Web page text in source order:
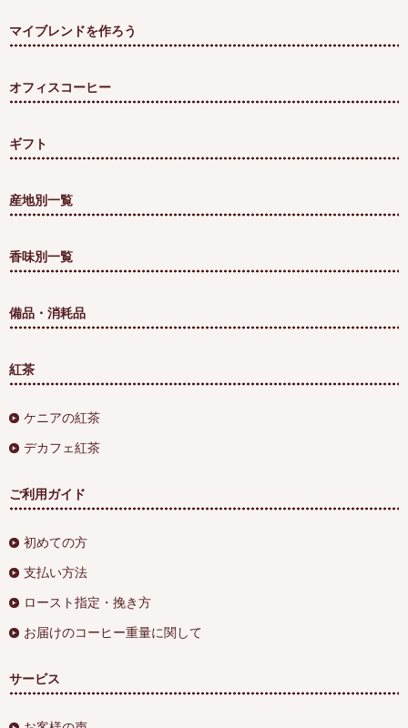
マイブレンドを作ろう
オフィスコーヒー
ギフト
産地別一覧
香味別一覧
備品・消耗品
紅茶
ケニアの紅茶
デカフェ紅茶
ご利用ガイド
初めての方
支払い方法
ロースト指定・挽き方
お届けのコーヒー重量に関して
サービス